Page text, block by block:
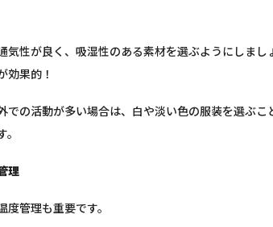
気性が良く、吸湿性のある素材を選ぶようにしま
効果的！
での活動が多い場合は、白や淡い色の服装を選ぶ
理
度管理も重要です。